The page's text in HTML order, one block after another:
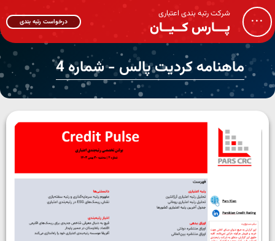
... شرکت رتبه بندی اعتباری
پـــارس کــیــان درخواست رتبه بندی
ماهنامه کردیت پالس - شماره 4